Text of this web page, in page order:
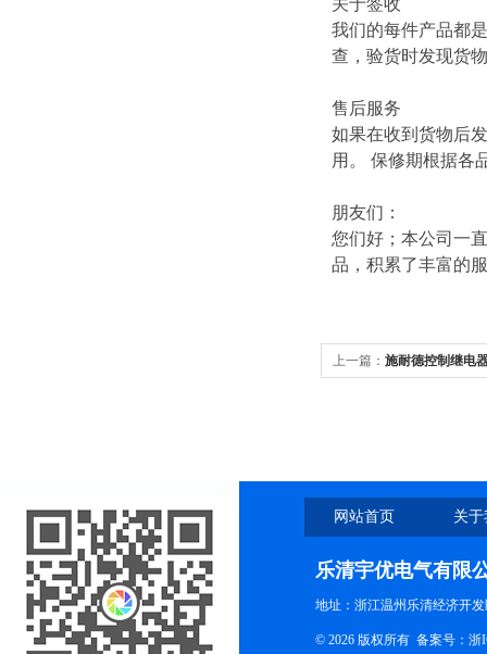
关于签收
我们的每件产品都
查，验货时发现货
售后服务
如果在收到货物后
用。 保修期根据各
朋友们：
您们好；本公司一
品，积累了丰富的
上一篇： 施耐德控制继电
网站首页 关
乐清宇优电气有限
地址：浙江温州乐清经济开
© 2026 版权所有 备案号：浙